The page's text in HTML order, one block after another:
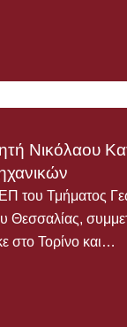
Νικόλαου
του Τμήματος
Θεσσαλίας,
στο Τορίνο και…